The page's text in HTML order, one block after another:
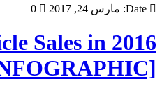
Date: مارس 24, 2017 0
Sales in